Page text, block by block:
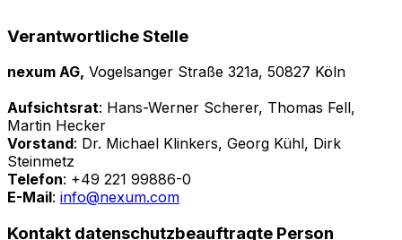
Verantwortliche Stelle
nexum AG, Vogelsanger Straße 321a, 50827 Köln
Aufsichtsrat: Hans-Werner Scherer, Thomas Fell,
Martin Hecker
Vorstand: Dr. Michael Klinkers, Georg Kühl, Dirk
Steinmetz
Telefon: +49 221 99886-0
E-Mail: info@nexum.com
Kontakt datenschutzbeauftragte Person